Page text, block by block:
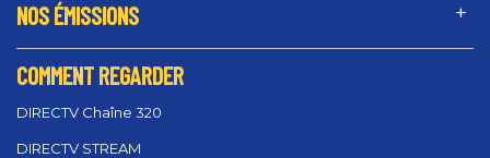
NOS ÉMISSIONS
COMMENT REGARDER
DIRECTV Chaîne 320
DIRECTV STREAM